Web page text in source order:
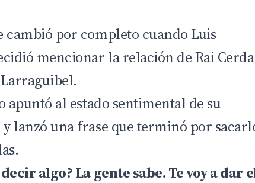
cambió por completo cuando Luis
mencionar la relación de Rai Cerda
apuntó al estado sentimental de su
lanzó una frase que terminó por
decir algo? La gente sabe. Te voy a dar